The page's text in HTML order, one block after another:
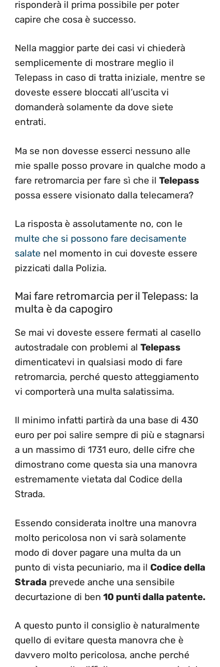
risponderà il prima possibile per poter
capire che cosa è successo.
Nella maggior parte dei casi vi chiederà
semplicemente di mostrare meglio il
Telepass in caso di tratta iniziale, mentre se
doveste essere bloccati all’uscita vi
domanderà solamente da dove siete
entrati.
Ma se non dovesse esserci nessuno alle
mie spalle posso provare in qualche modo a
fare retromarcia per fare sì che il Telepass
possa essere visionato dalla telecamera?
La risposta è assolutamente no, con le
multe che si possono fare decisamente
salate nel momento in cui doveste essere
pizzicati dalla Polizia.
Mai fare retromarcia per il Telepass: la
multa è da capogiro
Se mai vi doveste essere fermati al casello
autostradale con problemi al Telepass
dimenticatevi in qualsiasi modo di fare
retromarcia, perché questo atteggiamento
vi comporterà una multa salatissima.
Il minimo infatti partirà da una base di 430
euro per poi salire sempre di più e stagnarsi
a un massimo di 1731 euro, delle cifre che
dimostrano come questa sia una manovra
estremamente vietata dal Codice della
Strada.
Essendo considerata inoltre una manovra
molto pericolosa non vi sarà solamente
modo di dover pagare una multa da un
punto di vista pecuniario, ma il Codice della
Strada prevede anche una sensibile
decurtazione di ben 10 punti dalla patente.
A questo punto il consiglio è naturalmente
quello di evitare questa manovra che è
davvero molto pericolosa, anche perché